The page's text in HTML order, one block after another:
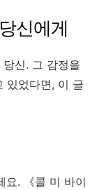
신에게
신. 그 감정을
있었다면, 이 글
요. 《콜 미 바이